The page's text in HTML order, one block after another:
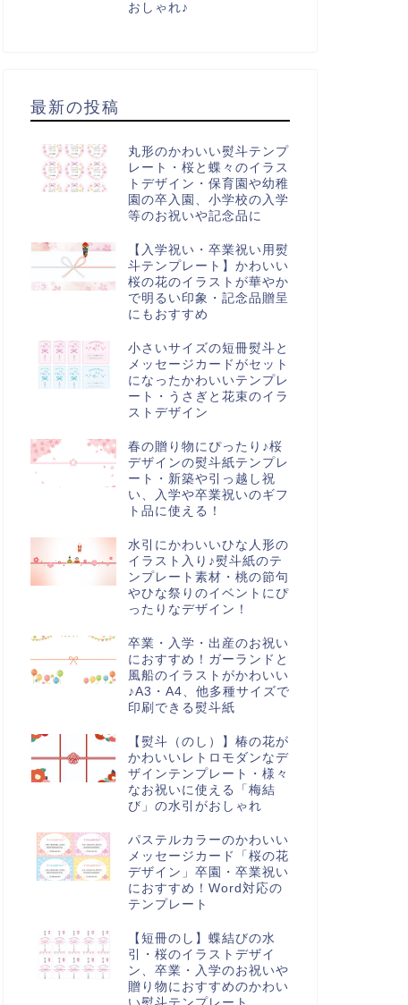
デザインしたおしゃれなテンプ
レート・結婚式関連の資料制
フレーム（飾り枠）
ム！印刷・電子(メール)どちらに
も使えるテンプレート、メッ...
おしゃれ♪
最新の投稿
丸形のかわいい熨斗テンプ
レート・桜と蝶々のイラス
トデザイン・保育園や幼稚
園の卒入園、小学校の入学
等のお祝いや記念品に
【入学祝い・卒業祝い用熨
斗テンプレート】かわいい
桜の花のイラストが華やか
で明るい印象・記念品贈呈
にもおすすめ
小さいサイズの短冊熨斗と
メッセージカードがセット
になったかわいいテンプレ
ート・うさぎと花束のイラ
ストデザイン
春の贈り物にぴったり♪桜
デザインの熨斗紙テンプレ
ート・新築や引っ越し祝
い、入学や卒業祝いのギフ
ト品に使える！
水引にかわいいひな人形の
イラスト入り♪熨斗紙のテ
ンプレート素材・桃の節句
やひな祭りのイベントにぴ
ったりなデザイン！
卒業・入学・出産のお祝い
におすすめ！ガーランドと
風船のイラストがかわいい
♪A3・A4、他多種サイズで
印刷できる熨斗紙
【熨斗（のし）】椿の花が
かわいいレトロモダンなデ
ザインテンプレート・様々
なお祝いに使える「梅結
び」の水引がおしゃれ
パステルカラーのかわいい
メッセージカード「桜の花
デザイン」卒園・卒業祝い
におすすめ！Word対応の
テンプレート
【短冊のし】蝶結びの水
引・桜のイラストデザイ
ン、卒業・入学のお祝いや
贈り物におすすめのかわい